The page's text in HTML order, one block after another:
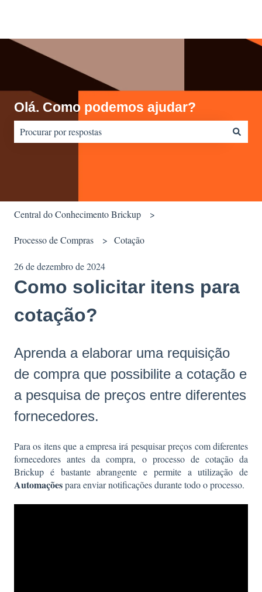
Olá. Como podemos ajudar?
Central do Conhecimento Brickup
Processo de Compras Cotação
26 de dezembro de 2024
Como solicitar itens para
cotação?
Aprenda a elaborar uma requisição
de compra que possibilite a cotação e
a pesquisa de preços entre diferentes
fornecedores.
Para os itens que a empresa irá pesquisar preços com diferentes
fornecedores antes da compra, o processo de cotação da
Brickup é bastante abrangente e permite a utilização de
Automaçõespara enviar notificações durante todo o processo.